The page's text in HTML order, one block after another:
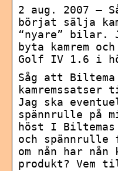
2 aug. 2007 —
börjat sälja
“nyare” bilar.
byta kamrem
Golf IV 1.6 i
Såg att
Jag ska
spännrulle på
höst I Biltemas
och spännrulle
om nån har nån
produkt? Vem